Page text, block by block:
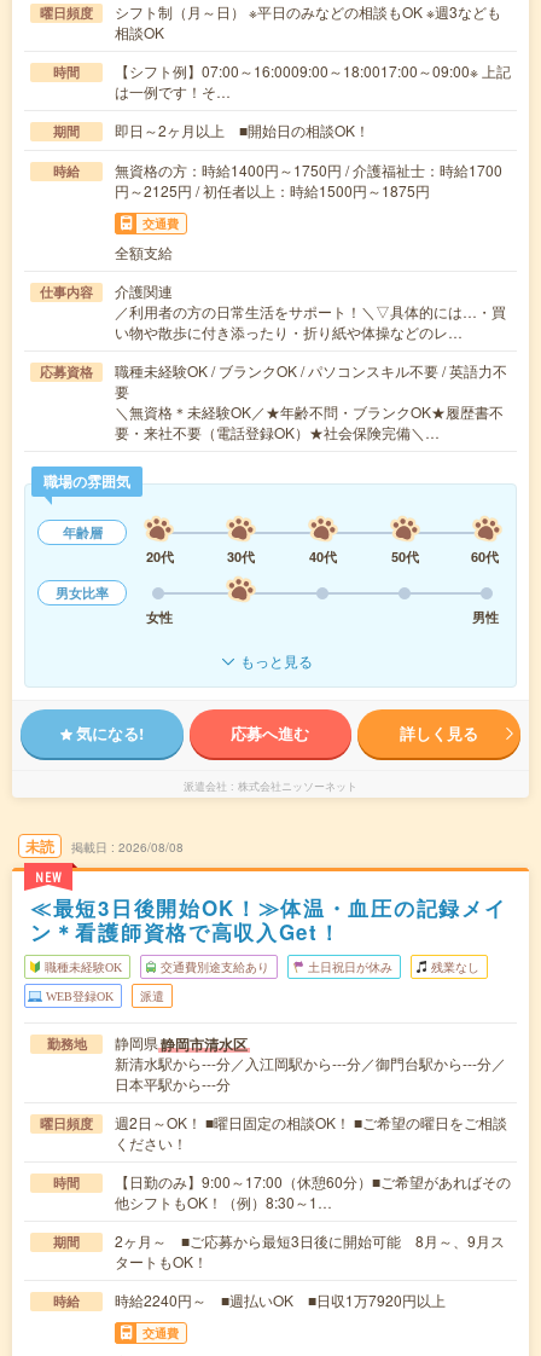
曜日頻度
シフト制（月～日） ※平日のみなどの相談もOK ※週3なども
相談OK
時間
【シフト例】07:00～16:0009:00～18:0017:00～09:00※ 上記
は一例です！そ…
期間 即日～2ヶ月以上 ■開始日の相談OK！
時給
無資格の方：時給1400円～1750円 / 介護福祉士：時給1700
円～2125円 / 初任者以上：時給1500円～1875円
交通費
全額支給
仕事内容
介護関連
／利用者の方の日常生活をサポート！＼▽具体的には…・買
い物や散歩に付き添ったり・折り紙や体操などのレ…
応募資格
職種未経験OK / ブランクOK / パソコンスキル不要 / 英語力不
要
＼無資格＊未経験OK／★年齢不問・ブランクOK★履歴書不
要・来社不要（電話登録OK）★社会保険完備＼…
職場の雰囲気
年齢層
20代
30代 40代 50代
60代
男女比率
女性
男性
もっと見る
気になる! 応募へ進む 詳しく見る
派遣会社 株式会社ニッソーネット
未読
NEW
掲載日 2026/08/08
≪最短3日後開始OK！≫体温・血圧の記録メイ
ン＊看護師資格で高収入Get！
職種未経験OK 交通費別途支給あり 土日祝日が休み 残業なし
WEB登録OK 派遣
勤務地 静岡県静岡市清水区
新清水駅から---分／入江岡駅から---分／御門台駅から---分／
日本平駅から---分
曜日頻度
週2日～OK！ ■曜日固定の相談OK！ ■ご希望の曜日をご相談
ください！
時間
【日勤のみ】9:00～17:00（休憩60分）■ご希望があればその
他シフトもOK！（例）8:30～1…
期間
2ヶ月～ ■ご応募から最短3日後に開始可能 8月～、9月ス
タートもOK！
時給 時給2240円～ ■週払いOK ■日収1万7920円以上
交通費